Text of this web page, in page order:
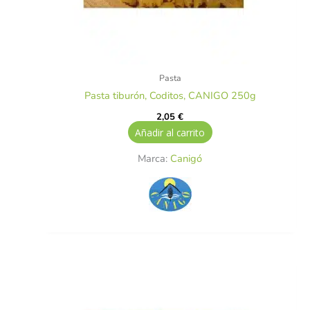
Pasta
Pasta tiburón, Coditos, CANIGO 250g
2,05€
Añadir al carrito
Marca: Canigó